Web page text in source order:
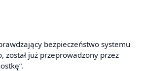
bezpieczeństwo systemu
został już przeprowadzony przez